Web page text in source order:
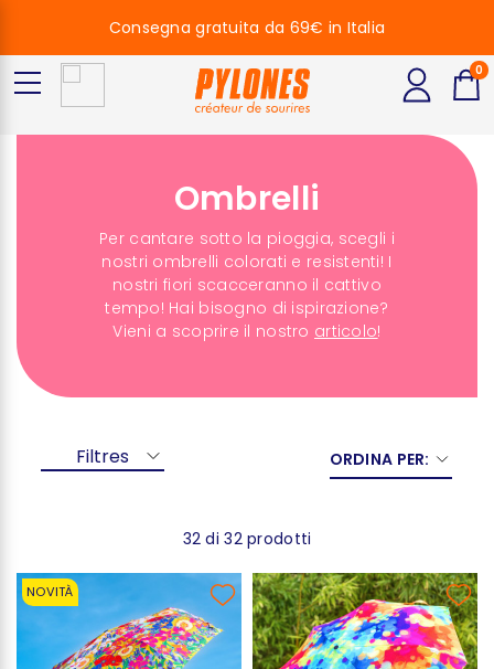
Ombrelli
Per cantare sotto la pioggia, scegli i
nostri ombrelli colorati e resistenti! I
nostri fiori scacceranno il cattivo
tempo! Hai bisogno di ispirazione?
Vieni a scoprire il nostro articolo!
Filtres ORDINA PER:
32 di 32 prodotti
NOVITÀ
Consegna gratuita da 69€ in Italia
0